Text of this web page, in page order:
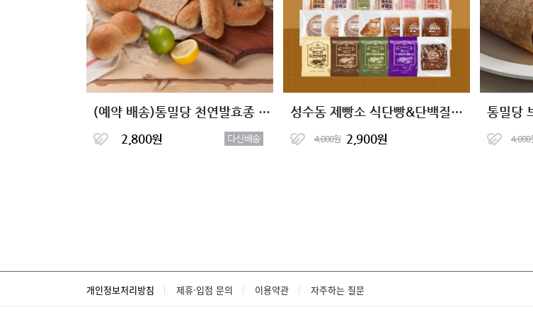
(예약 배송)통밀당 천연발효종 통밀빵 10종
2,800원 다신배송
성수동 제빵소 식단빵&단백질빵 1팩 골라담기
4,000원 2,900원
통밀당
4,000
개인정보처리방침 제휴·입점 문의 이용약관 자주하는 질문